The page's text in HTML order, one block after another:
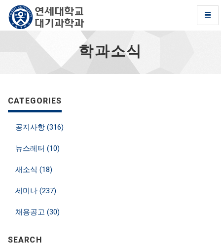
학
homepage
학과소식
CATEGORIES
공지사항 (316)
뉴스레터 (10)
새소식 (18)
세미나 (237)
채용공고 (30)
SEARCH